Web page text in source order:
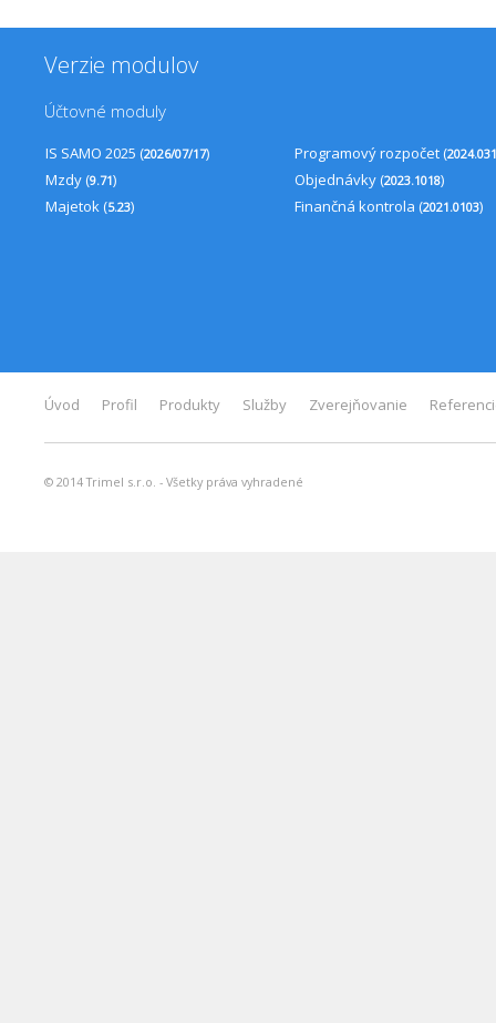
Verzie modulov
Účtovné moduly
IS SAMO 2025 (2026/07/17) Programový rozpočet (
Mzdy (9.71) Objednávky (2023.1018)
Majetok (5.23) Finančná kontrola (2021.0103)
Úvod Profil Produkty Služby Zverejňovanie
© 2014 Trimel s.r.o. - Všetky práva vyhradené